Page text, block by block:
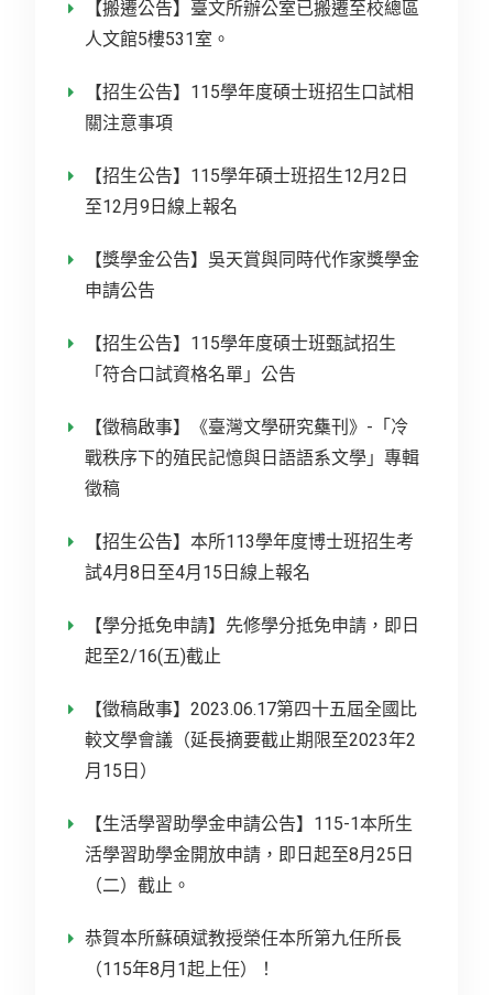
【搬遷公告】臺文所辦公室已搬遷至校總區
人文館5樓531室。
【招生公告】115學年度碩士班招生口試相
關注意事項
【招生公告】115學年碩士班招生12月2日
至12月9日線上報名
【獎學金公告】吳天賞與同時代作家獎學金
申請公告
【招生公告】115學年度碩士班甄試招生
「符合口試資格名單」公告
【徵稿啟事】《臺灣文學研究雧刊》-「冷
戰秩序下的殖民記憶與日語語系文學」專輯
徵稿
【招生公告】本所113學年度博士班招生考
試4月8日至4月15日線上報名
【學分抵免申請】先修學分抵免申請，即日
起至2/16(五)截止
【徵稿啟事】2023.06.17第四十五屆全國比
較文學會議（延長摘要截止期限至2023年2
月15日）
【生活學習助學金申請公告】115-1本所生
活學習助學金開放申請，即日起至8月25日
（二）截止。
恭賀本所蘇碩斌教授榮任本所第九任所長
（115年8月1起上任）！